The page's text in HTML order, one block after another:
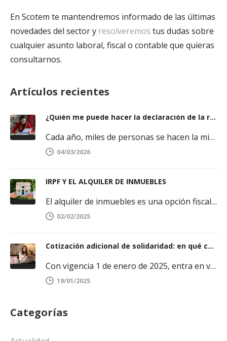
En Scotem te mantendremos informado de las últimas
novedades del sector y resolveremos tus dudas sobre
cualquier asunto laboral, fiscal o contable que quieras
consultarnos.
Artículos recientes
¿Quién me puede hacer la declaración de la renta y cómo elegir bien?
Cada año, miles de personas se hacen la misma pregunta cuando se acerca la campaña del IRPF. Saber quién puede…
04/03/2026
IRPF Y EL ALQUILER DE INMUEBLES
El alquiler de inmuebles es una opción fiscal interesante a estudiar por propietarios de dichos bienes. En nuestro blog hemos…
02/02/2025
Cotización adicional de solidaridad: en qué consiste y a quién afecta
Con vigencia 1 de enero de 2025, entra en vigor la llamada “cotización adicional de solidaridad”, dirigida a los trabajadores cuya…
19/01/2025
Categorías